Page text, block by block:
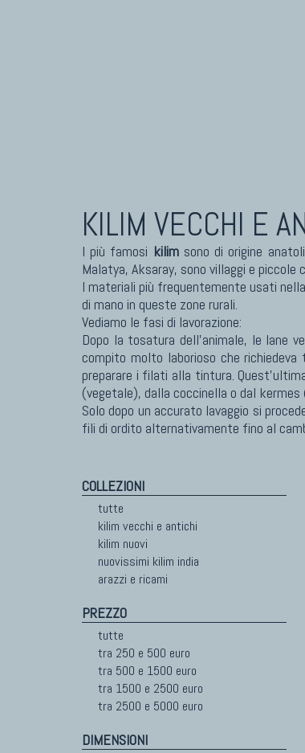
KILIM VECCHI E
I più famosi kilimsono di origine
Malatya, Aksaray, sono villaggi e
I materiali più frequentemente usati
di mano in queste zone rurali.
Vediamo le fasi di lavorazione:
Dopo la tosatura dell'animale, le lane
compito molto laborioso che
preparare i filati alla tintura.
(vegetale), dalla coccinella o dal
Solo dopo un accurato lavaggio si
fili di ordito alternativamente fino al
COLLEZIONI
tutte
kilim vecchi e antichi
kilim nuovi
nuovissimi kilim india
arazzi e ricami
PREZZO
tutte
tra 250 e 500 euro
tra 500 e 1500 euro
tra 1500 e 2500 euro
tra 2500 e 5000 euro
DIMENSIONI